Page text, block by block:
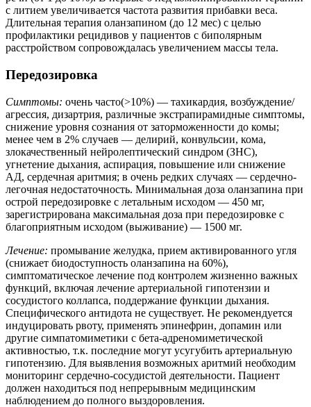
с литием увеличивается частота развития прибавки веса.
Длительная терапия оланзапином (до 12 мес) с целью
профилактики рецидивов у пациентов с биполярным
расстройством сопровождалась увеличением массы тела.
Передозировка
Симптомы: очень часто(>10%) — тахикардия, возбуждение/
агрессия, дизартрия, различные экстрапирамидные симптомы,
снижение уровня сознания от заторможенности до комы;
менее чем в 2% случаев — делирий, конвульсии, кома,
злокачественный нейролептический синдром (ЗНС),
угнетение дыхания, аспирация, повышение или снижение
АД, сердечная аритмия; в очень редких случаях — сердечно-
легочная недостаточность. Минимальная доза оланзапина при
острой передозировке с летальным исходом — 450 мг,
зарегистрирована максимальная доза при передозировке с
благоприятным исходом (выживание) — 1500 мг.
Лечение: промывание желудка, прием активированного угля
(снижает биодоступность оланзапина на 60%),
симптоматическое лечение под контролем жизненно важных
функций, включая лечение артериальной гипотензии и
сосудистого коллапса, поддержание функции дыхания.
Специфического антидота не существует. Не рекомендуется
индуцировать рвоту, применять эпинефрин, допамин или
другие симпатомиметики с бета-адреномиметической
активностью, т.к. последние могут усугубить артериальную
гипотензию. Для выявления возможных аритмий необходим
мониторинг сердечно-сосудистой деятельности. Пациент
должен находиться под непрерывным медицинским
наблюдением до полного выздоровления.